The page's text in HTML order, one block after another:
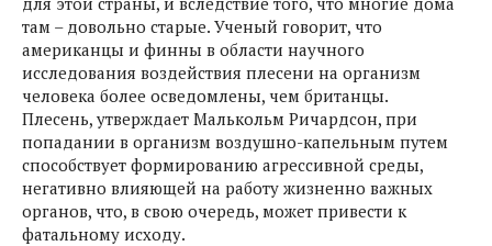
там – довольно старые. Ученый говорит, что
американцы и финны в области научного
исследования воздействия плесени на организм
человека более осведомлены, чем британцы.
Плесень, утверждает Малькольм Ричардсон, при
попадании в организм воздушно-капельным путем
способствует формированию агрессивной среды,
негативно влияющей на работу жизненно важных
органов, что, в свою очередь, может привести к
фатальному исходу.